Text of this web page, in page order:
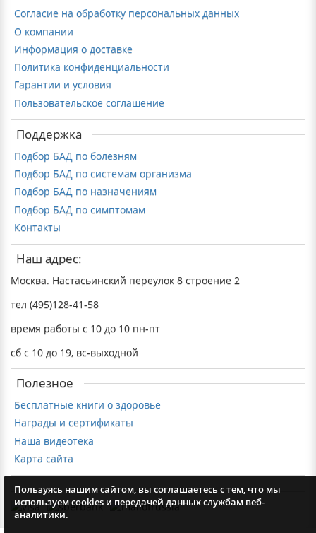
Согласие на обработку персональных данных
О компании
Информация о доставке
Политика конфиденциальности
Гарантии и условия
Пользовательское соглашение
Поддержка
Подбор БАД по болезням
Подбор БАД по системам организма
Подбор БАД по назначениям
Подбор БАД по симптомам
Контакты
Наш адрес:
Москва. Настасьинский переулок 8 строение 2
тел (495)128-41-58
время работы с 10 до 10 пн-пт
сб с 10 до 19, вс-выходной
Полезное
Бесплатные книги о здоровье
Награды и сертификаты
Наша видеотека
Карта сайта
Пользуясь нашим сайтом, вы соглашаетесь с тем, что мы
используем cookies и передачей данных службам веб-
аналитики.